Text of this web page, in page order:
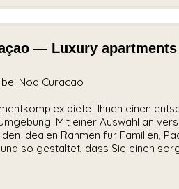
— Luxury apartments
Noa Curacao
bietet Ihnen einen
Mit einer Auswahl an
idealen Rahmen für Familien,
so gestaltet, dass Sie einen